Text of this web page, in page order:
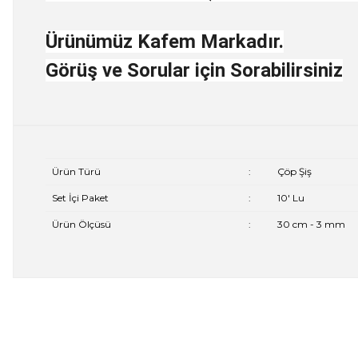
Ürünümüz Kafem Markadır.
Görüş ve Sorular için Sorabilirsiniz
Ürün Türü : Çöp Şiş
Set İçi Paket : 10' Lu
Ürün Ölçüsü : 30 cm - 3 mm